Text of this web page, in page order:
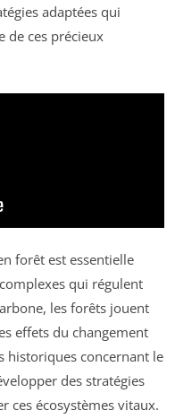
adaptées qui
de ces précieux
forêt est essentielle
qui régulent
les forêts jouent
effets du changement
historiques concernant le
des stratégies
ces écosystèmes vitaux.